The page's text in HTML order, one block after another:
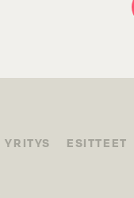
YRITYS ESITTEET